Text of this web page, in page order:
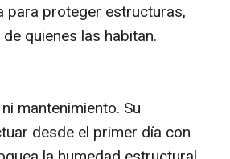
para proteger estructuras,
quienes las habitan.
mantenimiento. Su
desde el primer día con